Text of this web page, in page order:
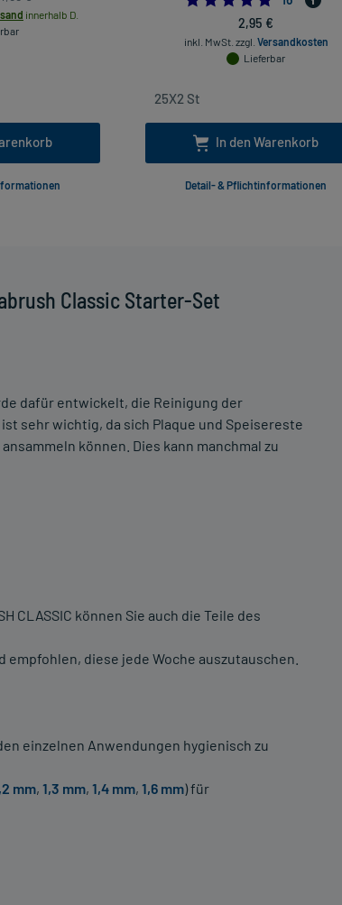
Classic Starter-Set
dafür entwickelt, die Reinigung der
sehr wichtig, da sich Plaque und Speisereste
können. Dies kann manchmal zu
CLASSIC können Sie auch die Teile des
diese jede Woche auszutauschen.
einzelnen Anwendungen hygienisch zu
mm, 1,3 mm, 1,4 mm, 1,6 mm) für
innerhalb D.
2,95 €
inkl. MwSt. zzgl. Versandkosten
Lieferbar
In den Warenkorb
Detail- & Pflichtinformationen